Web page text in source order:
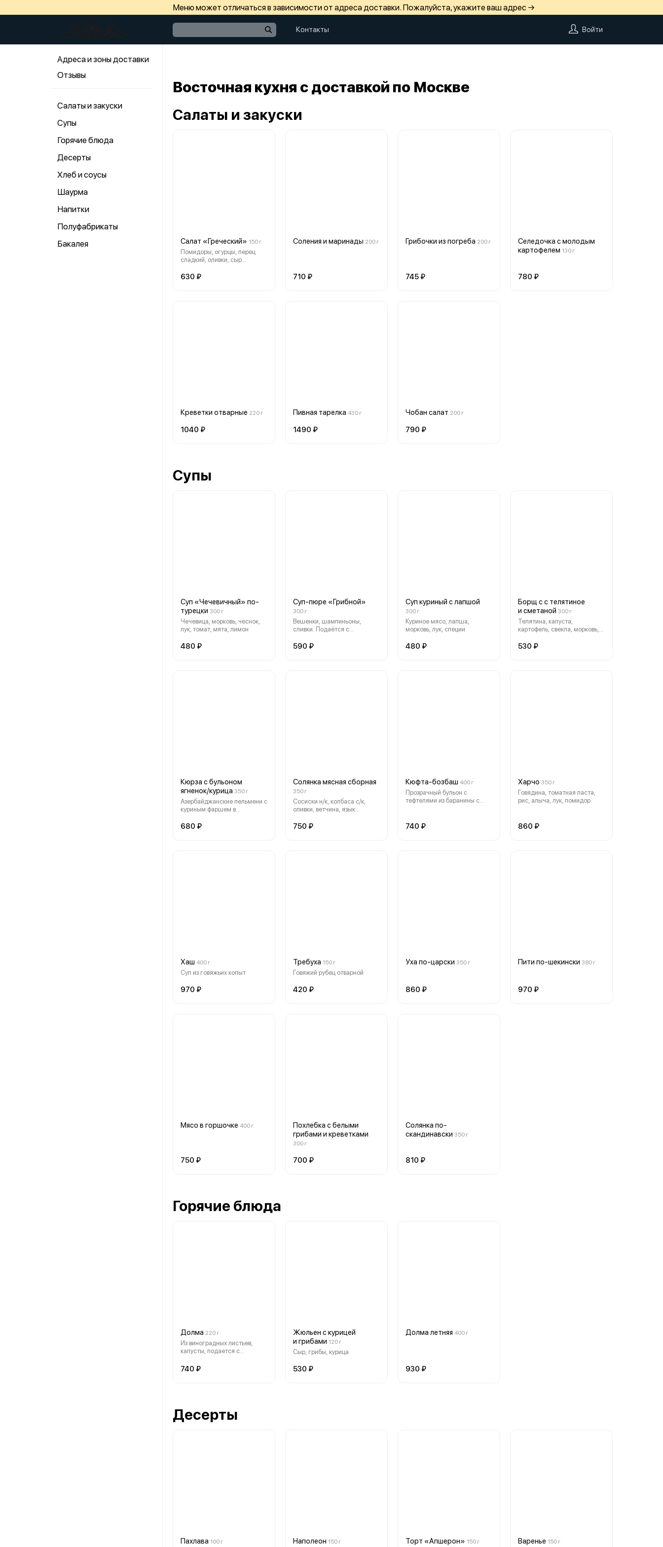
Меню может отличаться в зависимости от адреса доставки. Пожалуйста, укажите ваш адрес →
Контакты Войти
Адреса и зоны доставки
Отзывы
Салаты и закуски
Супы
Горячие блюда
Десерты
Хлеб и соусы
Шаурма
Напитки
Полуфабрикаты
Бакалея
Восточная кухня с доставкой по Москве
Салаты и закуски
Салат «Греческий» 150 г
Помидоры, огурцы, перец
сладкий, оливки, сыр
630 ₽
Соления и маринады 200 г
710 ₽
Грибочки из погреба 200 г
745 ₽
Селедочка с молодым
картофелем 130 г
780 ₽
Креветки отварные 220 г
1040 ₽
Пивная тарелка 430 г
1490 ₽
Чобан салат 200 г
790 ₽
Супы
Суп «Чечевичный» по-
турецки 300 г
Чечевица, морковь, чеснок,
лук, томат, мята, лимон
480 ₽
Суп-пюре «Грибной»
300 г
Вешенки, шампиньоны,
сливки. Подаётся с
590 ₽
Суп куриный с лапшой
300 г
Куриное мясо, лапша,
морковь, лук, специи
480 ₽
Борщ с с телятиное
и сметаной 300 г
Телятина, капуста,
картофель, свекла, морковь,
530 ₽
Кюрза с бульоном
ягненок/курица 350 г
Азербайджанские пельмени с
куриным фаршем в
680 ₽
Солянка мясная сборная
350 г
Сосиски н/к, колбаса с/к,
оливки, ветчина, язык
специи
750 ₽
Кюфта-бозбаш 400 г
Прозрачный бульон с
тефтелями из баранины с
740 ₽
Харчо 350 г
Говядина, томатная паста,
рис, алыча, лук, помидор
860 ₽
Хаш 400 г
Суп из говяжьих копыт
970 ₽
Требуха 150 г
Говяжий рубец отварной
420 ₽
Уха по-царски 350 г
860 ₽
Пити по-шекински 380 г
970 ₽
Мясо в горшочке 400 г
750 ₽
Похлебка с белыми
грибами и креветками
300 г
700 ₽
Солянка по-
скандинавски 350 г
810 ₽
Горячие блюда
Долма 220 г
Из виноградных листьев,
капусты, подается с
740 ₽
Жюльен с курицей
и грибами 120 г
Сыр, грибы, курица
530 ₽
Долма летняя 400 г
930 ₽
Десерты
Пахлава 100 г Наполеон 150 г Торт «Апшерон» 150 г Варенье 150 г